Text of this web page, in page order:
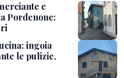
e
Pordenone:
ingoia
le pulizie,